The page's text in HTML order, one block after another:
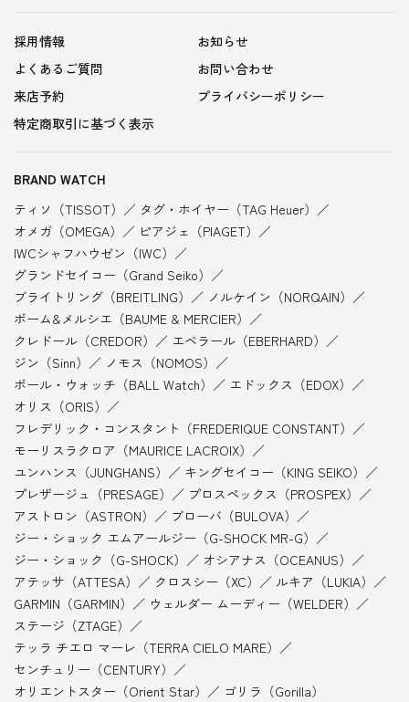
採用情報
お知らせ
よくあるご質問
お問い合わせ
来店予約
プライバシーポリシー
特定商取引に基づく表示
BRAND WATCH
ティソ（TISSOT）
タグ・ホイヤー（TAG Heuer）
オメガ（OMEGA）
ピアジェ（PIAGET）
IWCシャフハウゼン（IWC）
グランドセイコー（Grand Seiko）
ブライトリング（BREITLING）
ノルケイン（NORQAIN）
ボーム&メルシエ（BAUME & MERCIER）
クレドール（CREDOR）
エベラール（EBERHARD）
ジン（Sinn）
ノモス（NOMOS）
ボール・ウォッチ（BALL Watch）
エドックス（EDOX）
オリス（ORIS）
フレデリック・コンスタント（FREDERIQUE CONSTANT）
モーリスラクロア（MAURICE LACROIX）
ユンハンス（JUNGHANS）
キングセイコー（KING SEIKO）
プレザージュ（PRESAGE）
プロスペックス（PROSPEX）
アストロン（ASTRON）
ブローバ（BULOVA）
ジー・ショック エムアールジー（G-SHOCK MR-G）
ジー・ショック（G-SHOCK）
オシアナス（OCEANUS）
アテッサ（ATTESA）
クロスシー（XC）
ルキア（LUKIA）
GARMIN（GARMIN）
ウェルダー ムーディー（WELDER）
ステージ（ZTAGE）
テッラ チエロ マーレ（TERRA CIELO MARE）
センチュリー（CENTURY）
オリエントスター（Orient Star）
ゴリラ（Gorilla）